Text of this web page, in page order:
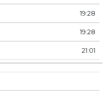
19:28
19:28
21:01